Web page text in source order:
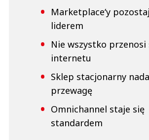
Marketplace‘y
liderem
Nie wszystko przenosi
internetu
Sklep stacjonarny
przewagę
Omnichannel staje się
standardem